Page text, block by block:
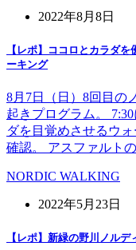
2022年8月8日
【レポ】ココロとカラダ
ーキング
8月7日（日）8回目の
起きプログラム。
ダを目覚めさせるウ
確認。 アスファルト
NORDIC WALKING
2022年5月23日
【レポ】新緑の野川ノル